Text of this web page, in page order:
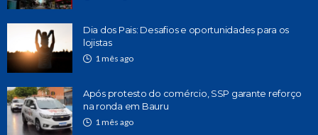
Dia dos Pais: Desafios e oportunidades para os
lojistas
1 mês ago
Após protesto do comércio, SSP garante reforço
na ronda em Bauru
1 mês ago